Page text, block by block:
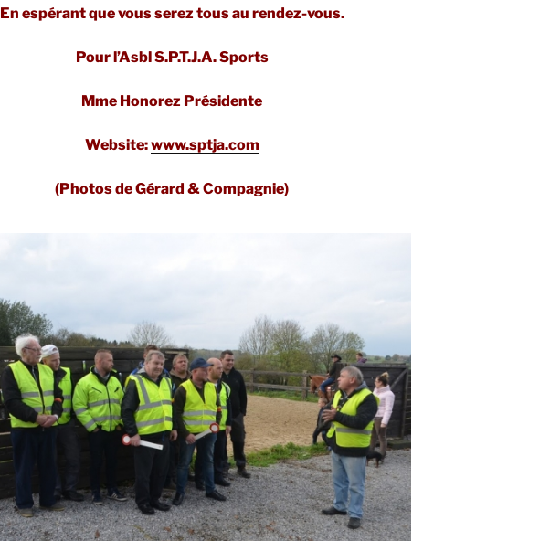
En espérant que vous serez tous au rendez-vous.
Pour l’Asbl S.P.T.J.A. Sports
Mme Honorez Présidente
Website:www.sptja.com
(Photos de Gérard & Compagnie)